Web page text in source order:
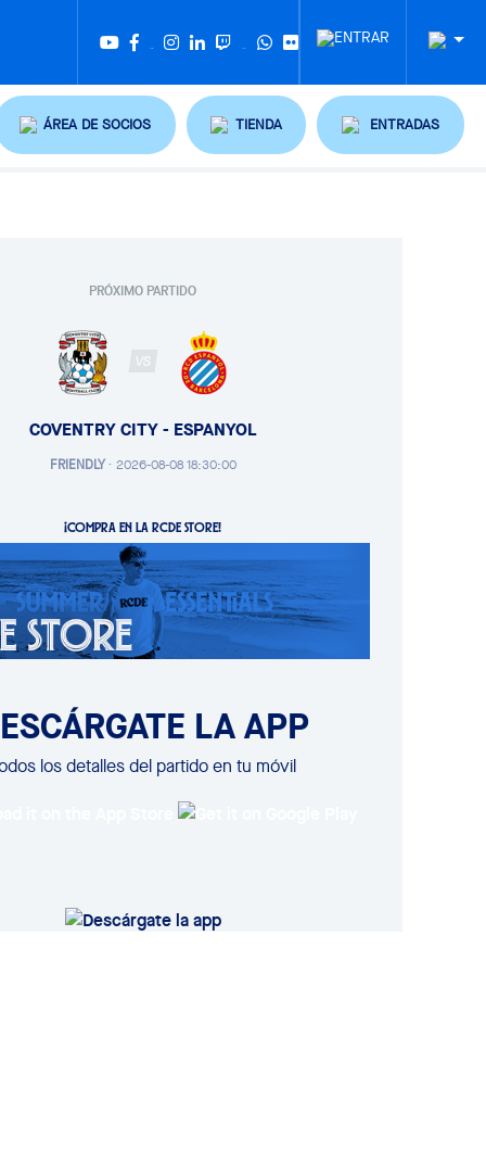
ÁREA DE SOCIOS TIENDA ENTRADAS
PRÓXIMO PARTIDO
VS
COVENTRY CITY - ESPANYOL
FRIENDLY· 2026-08-08 18:30:00
¡COMPRA EN LA RCDE STORE!
LA APP
los detalles del partido en tu móvil